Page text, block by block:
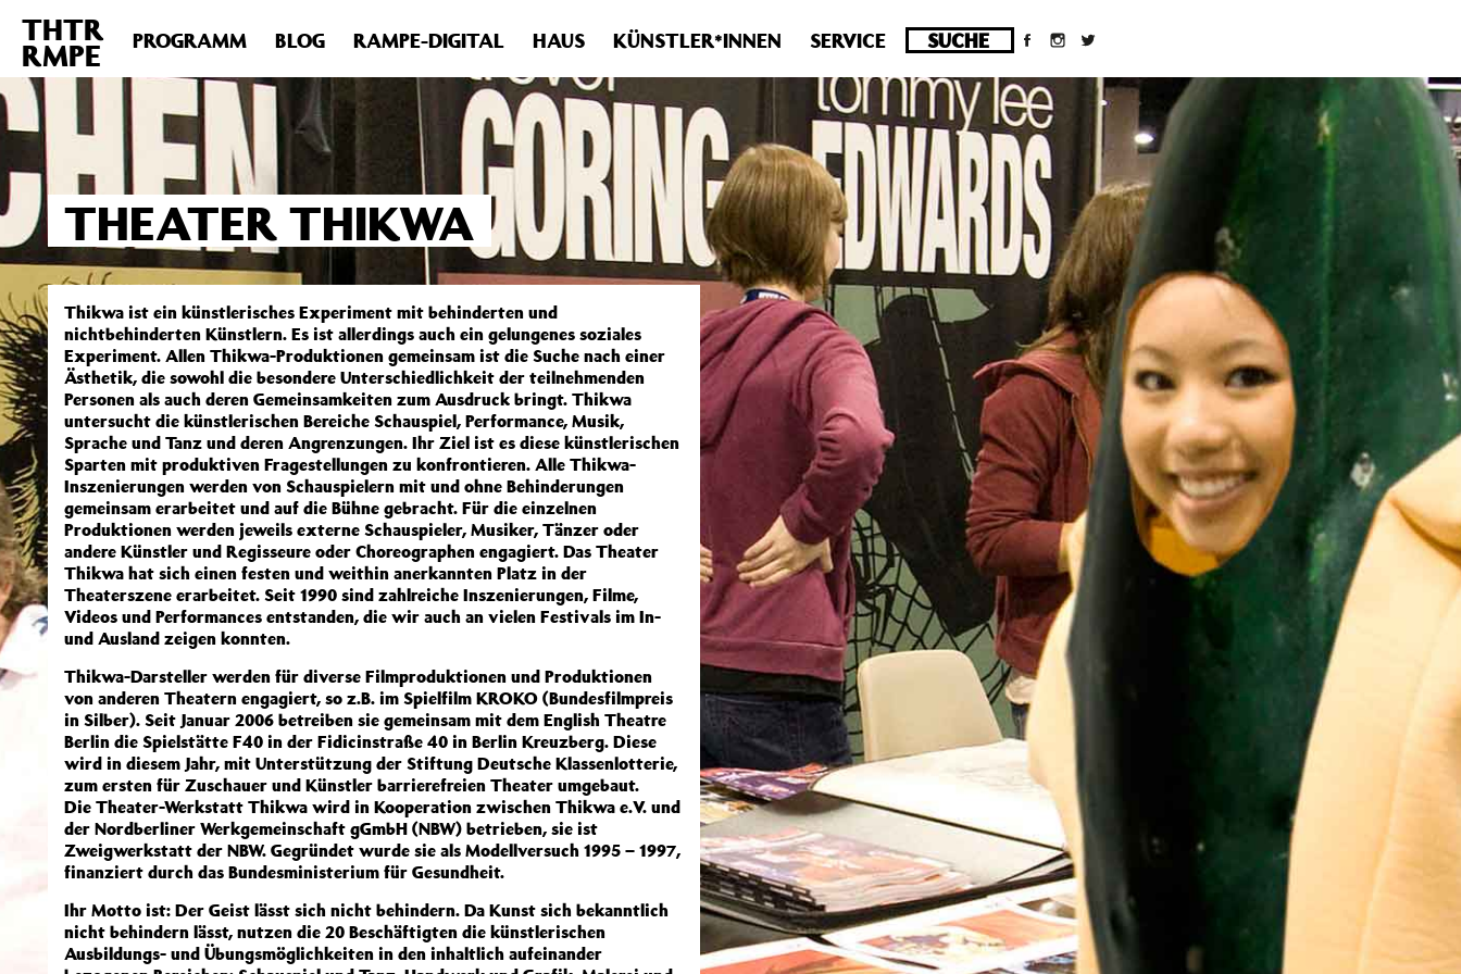
Deprecated : Die Funktion post_permalink ist seit Version 4.4.0 veraltet! Verwende stattdessen get_permalink(). in /homepages/10/d43051023/htdocs/wordpress/wp-
includes/functions.phpon line6031
THTR
RMPE PROGRAMM BLOG RAMPE-DIGITAL HAUS KÜNSTLER*INNEN SERVICE
THEATER THIKWA
Thikwa ist ein künstlerisches Experiment mit behinderten und
nichtbehinderten Künstlern. Es ist allerdings auch ein gelungenes soziales
Experiment. Allen Thikwa-Produktionen gemeinsam ist die Suche nach einer
Ästhetik, die sowohl die besondere Unterschiedlichkeit der teilnehmenden
Personen als auch deren Gemeinsamkeiten zum Ausdruck bringt. Thikwa
untersucht die künstlerischen Bereiche Schauspiel, Performance, Musik,
Sprache und Tanz und deren Angrenzungen. Ihr Ziel ist es diese künstlerischen
Sparten mit produktiven Fragestellungen zu konfrontieren. Alle Thikwa-
Inszenierungen werden von Schauspielern mit und ohne Behinderungen
gemeinsam erarbeitet und auf die Bühne gebracht. Für die einzelnen
Produktionen werden jeweils externe Schauspieler, Musiker, Tänzer oder
andere Künstler und Regisseure oder Choreographen engagiert. Das Theater
Thikwa hat sich einen festen und weithin anerkannten Platz in der
Theaterszene erarbeitet. Seit 1990 sind zahlreiche Inszenierungen, Filme,
Videos und Performances entstanden, die wir auch an vielen Festivals im In-
und Ausland zeigen konnten.
Thikwa-Darsteller werden für diverse Filmproduktionen und Produktionen
von anderen Theatern engagiert, so z.B. im Spielfilm KROKO (Bundesfilmpreis
in Silber). Seit Januar 2006 betreiben sie gemeinsam mit dem English Theatre
Berlin die Spielstätte F40 in der Fidicinstraße 40 in Berlin Kreuzberg. Diese
wird in diesem Jahr, mit Unterstützung der Stiftung Deutsche Klassenlotterie,
zum ersten für Zuschauer und Künstler barrierefreien Theater umgebaut.
Die Theater-Werkstatt Thikwa wird in Kooperation zwischen Thikwa e.V. und
der Nordberliner Werkgemeinschaft gGmbH (NBW) betrieben, sie ist
Zweigwerkstatt der NBW. Gegründet wurde sie als Modellversuch 1995 – 1997,
finanziert durch das Bundesministerium für Gesundheit.
Ihr Motto ist: Der Geist lässt sich nicht behindern. Da Kunst sich bekanntlich
nicht behindern lässt, nutzen die 20 Beschäftigten die künstlerischen
Ausbildungs- und Übungsmöglichkeiten in den inhaltlich aufeinander